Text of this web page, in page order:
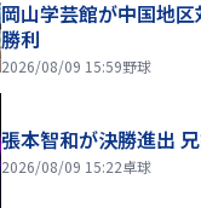
岡山学芸館が中国地区
勝利
2026/08/09 15:59野球
張本智和が決勝進出
2026/08/09 15:22卓球